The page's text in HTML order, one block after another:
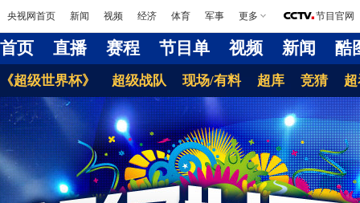
央视网首页 新闻 视频 经济 体育 军事 更多 节目官网
首页 直播 赛程 节目单 视频 新闻 酷
《超级世界杯》 超级战队 现场/有料 超库 竞猜